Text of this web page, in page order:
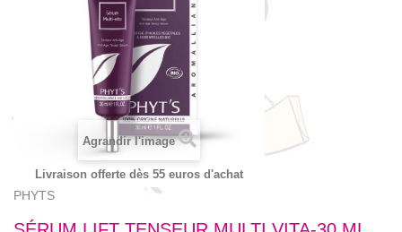
Agrandir l'image
Livraison offerte dès 55 euros d'achat
PHYTS